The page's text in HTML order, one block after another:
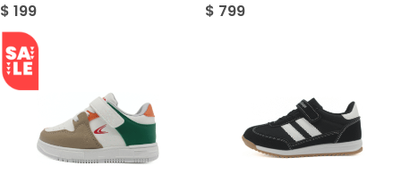
$ 199
$ 799